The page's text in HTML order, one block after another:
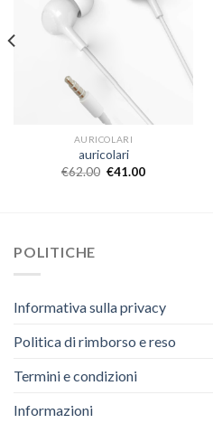
AURICOLARI
auricolari
€62.00 €41.00
POLITICHE
Informativa sulla privacy
Politica di rimborso e reso
Termini e condizioni
Informazioni